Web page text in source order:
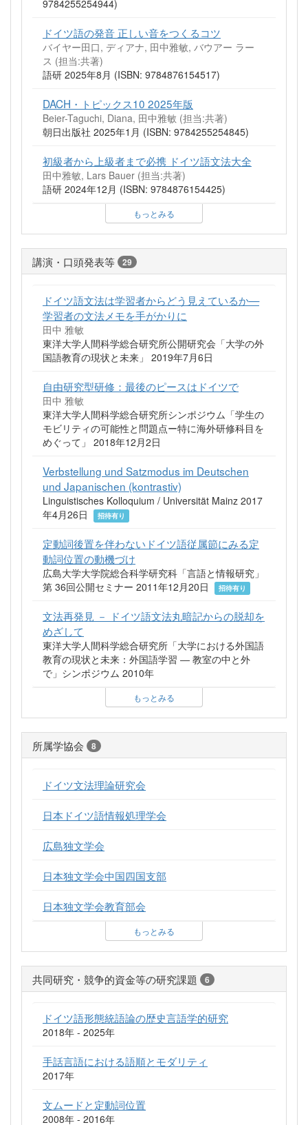
9784255254944)
ドイツ語の発音 正しい音をつくるコツ
バイヤー田口, ディアナ, 田中雅敏, バウアー ラー
ス (担当:共著)
語研 2025年8月 (ISBN: 9784876154517)
DACH・トピックス10 2025年版
Beier-Taguchi, Diana, 田中雅敏 (担当:共著)
朝日出版社 2025年1月 (ISBN: 9784255254845)
初級者から上級者まで必携 ドイツ語文法大全
田中雅敏, Lars Bauer (担当:共著)
語研 2024年12月 (ISBN: 9784876154425)
もっとみる
講演・口頭発表等 29
ドイツ語文法は学習者からどう見えているか—
学習者の文法メモを手がかりに
田中 雅敏
東洋大学人間科学総合研究所公開研究会「大学の外
国語教育の現状と未来」 2019年7月6日
自由研究型研修：最後のピースはドイツで
田中 雅敏
東洋大学人間科学総合研究所シンポジウム「学生の
モビリティの可能性と問題点ー特に海外研修科目を
めぐって」 2018年12月2日
Verbstellung und Satzmodus im Deutschen
und Japanischen (kontrastiv)
Linguistisches Kolloquium / Universität Mainz 2017
年4月26日
招待有り
定動詞後置を伴わないドイツ語従属節にみる定
動詞位置の動機づけ
広島大学大学院総合科学研究科「言語と情報研究」
第 36回公開セミナー 2011年12月20日
招待有り
文法再発見 － ドイツ語文法丸暗記からの脱却を
めざして
東洋大学人間科学総合研究所「大学における外国語
教育の現状と未来：外国語学習 ― 教室の中と外
で」シンポジウム 2010年
もっとみる
所属学協会 8
ドイツ文法理論研究会
日本ドイツ語情報処理学会
広島独文学会
日本独文学会中国四国支部
日本独文学会教育部会
もっとみる
共同研究・競争的資金等の研究課題 6
ドイツ語形態統語論の歴史言語学的研究
2018年 - 2025年
手話言語における語順とモダリティ
2017年
文ムードと定動詞位置
2008年 - 2016年